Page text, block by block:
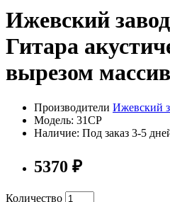
Ижевский
Гитара
вырезом массив
Производители Ижевский
Модель: 31CP
Наличие: Под заказ 3-5
5370 ₽
Количество